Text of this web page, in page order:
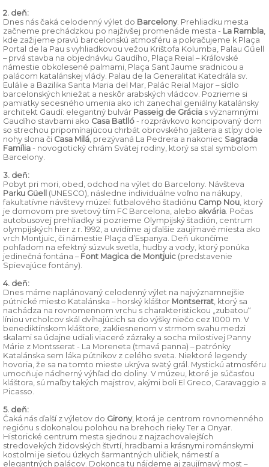
2. deň:
Dnes nás čaká celodenný výlet do Barcelony. Prehliadku mesta
začneme prechádzkou po najživšej promenáde mesta - La Rambla,
kde zažijeme pravú barcelonskú atmosféru a pokračujeme k Plaça
Portal de la Pau s vyhliadkovou vežou Krištofa Kolumba, Palau Gűell
– prvá stavba na objednávku Gaudího, Plaça Reial – Kráľovské
námestie obkolesené palmami, Plaça Sant Jaume sradnicou a
palácom katalánskej vlády. Palau de la Generalitat Katedrála sv.
Eulálie a Bazilika Santa Maria del Mar, Palác Reial Major – sídlo
barcelonských kniežat a neskôr arabských vládcov. Pozrieme si
pamiatky secesného umenia ako ich zanechal geniálny katalánsky
architekt Gaudí: elegantný bulvár Passeig de Grácia s významnými
Gaudího stavbami ako Casa Batlló - rozprávkovo koncipovaný dom
so strechou pripomínajúcou chrbát obrovského jaštera a stĺpy dole
nohy slona či Casa Milá, prezývaná La Pedrera a nakoniec Sagrada
Família - novogotický chrám Svätej rodiny, ktorý sa stal symbolom
Barcelony.
3. deň:
Pobyt pri mori, obed, odchod na výlet do Barcelony. Návšteva
Parku Güell
(UNESCO), následne individuálne voľno na nákupy,
fakultatívne návštevy múzeí: futbalového štadiónu Camp Nou, ktorý
je domovom pre svetový tím FC Barcelona, alebo akvária. Počas
autobusovej prehliadky si pozrieme Olympijský štadión, centrum
olympijských hier z r. 1992, a uvidíme aj ďalšie zaujímavé miesta ako
vrch Montjuic, či námestie Plaça d’Espanya. Deň ukončíme
pohľadom na efektný súzvuk svetla, hudby a vody, ktorý ponúka
jedinečná fontána –Font Magica de Montjuic (predstavenie
Spievajúce fontány).
4. deň:
Dnes máme naplánovaný celodenný výlet na najvýznamnejšie
pútnické miesto Katalánska – horský kláštor Montserrat, ktorý sa
nachádza na rovnomennom vrchu s charakteristickou „zubatou“
líniou vrcholcov skál dvíhajúcich sa do výšky niečo cez 1000 m. V
benediktínskom kláštore, zakliesnenom v strmom svahu medzi
skalami sa údajne udiali viaceré zázraky a socha milostivej Panny
Márie z Montsserat - La Moreneta (tmavá panna) – patrónky
Katalánska sem láka pútnikov z celého sveta. Niektoré legendy
hovoria, že sa na tomto mieste ukrýva svätý grál. Mystickú atmosféru
umocňuje nádherný výhľad do doliny. V múzeu, ktoré je súčasťou
kláštora, sú maľby takých majstrov, akými boli El Greco, Caravaggio a
Picasso.
5. deň:
Čaká nás ďalší z výletov do Girony, ktorá je centrom rovnomenného
regiónu s dokonalou polohou na brehoch rieky Ter a Onyar.
Historické centrum mesta sjednou z najzachovalejších
stredovekých židovských štvrtí, hradbami a krásnymi románskymi
kostolmi je sieťou úzkych šarmantných uličiek, námestí a
elegantných palácov. Dokonca tu nájdeme aj zaujímavý most –